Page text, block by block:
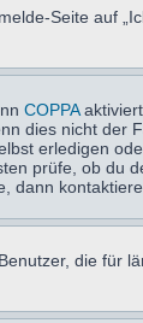
Seite auf
COPPA
dies nicht der
erledigen
prüfe, ob du
dann
die für